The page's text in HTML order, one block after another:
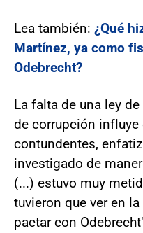
Lea también: ¿Qué
Martínez, ya como
Odebrecht?
La falta de una ley
de corrupción
contundentes,
investigado de
(...) estuvo muy
tuvieron que ver en
pactar con